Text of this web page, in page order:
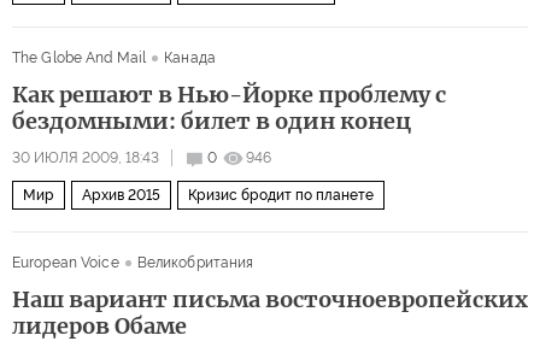
The Globe And Mail Канада
Как решают в Нью-Йорке проблему с
бездомными: билет в один конец
30 ИЮЛЯ 2009, 18:43 0 946
Мир Архив 2015 Кризис бродит по планете
European Voice Великобритания
Наш вариант письма восточноевропейских
лидеров Обаме